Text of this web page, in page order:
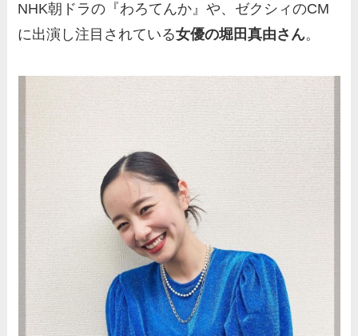
NHK朝ドラの『わろてんか』や、ゼクシィのCM
に出演し注目されている女優の堀田真由さん。